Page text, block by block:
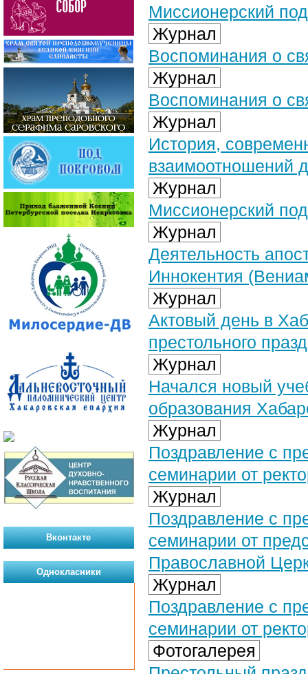
Миссионерский
Журнал
Воспоминания о
Журнал
Воспоминания о
Журнал
История,
взаимоотношений
Журнал
Миссионерский
Журнал
Деятельность
Иннокентия
Журнал
Актовый день в
престольного
Журнал
Начался новый
образования
Журнал
Поздравление с
семинарии от
Журнал
Поздравление с
семинарии от
Православной
Журнал
Поздравление с
семинарии от
Фотогалерея
Вконтакте
Однокласники